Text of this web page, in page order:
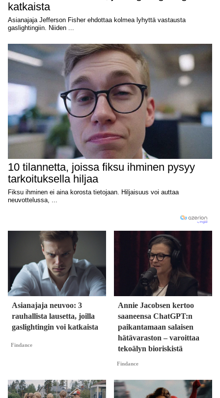
Asianajaja neuvoo: 3
rauhallista lausetta, joilla
gaslightingin voi katkaista
Findance
Annie Jacobsen kertoo
saaneensa ChatGPT:n
paikantamaan salaisen
hätävaraston – varoittaa
tekoälyn bioriskistä
Findance